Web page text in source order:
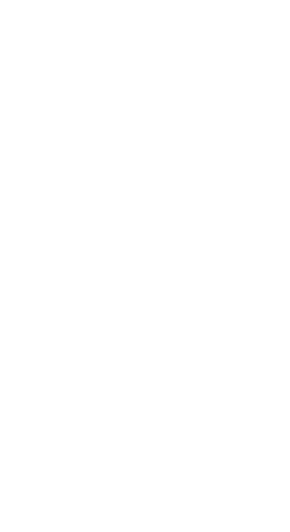
socializovat štěně,
vyrostl sebevědomý
→